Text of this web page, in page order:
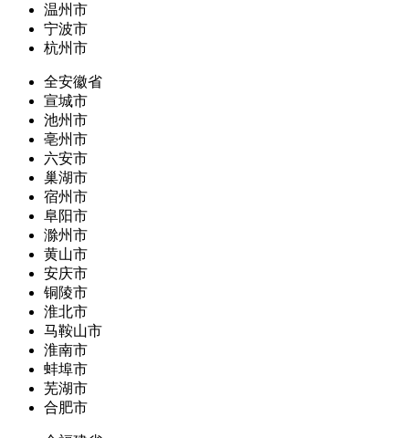
温州市
宁波市
杭州市
全安徽省
宣城市
池州市
亳州市
六安市
巢湖市
宿州市
阜阳市
滁州市
黄山市
安庆市
铜陵市
淮北市
马鞍山市
淮南市
蚌埠市
芜湖市
合肥市